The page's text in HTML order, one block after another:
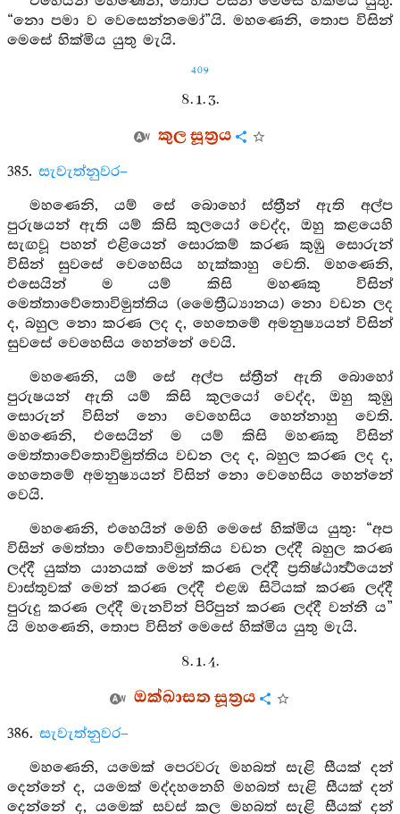
“නො පමා ව වෙසෙන්නමෝ”යි. මහණෙනි, තොප විසින්
මෙසේ හික්මිය යුතු මැයි.
409
8. 1. 3.
කුල සූත්‍රය
385. සැවැත්නුවර–
මහණෙනි, යම් සේ බොහෝ ස්ත්‍රීන් ඇති අල්ප
පුරුෂයන් ඇති යම් කිසි කුලයෝ වෙද්ද, ඔහු කළයෙහි
සැඟවූ පහන් එළියෙන් සොරකම් කරණ කුඹු සොරුන්
විසින් සුවසේ වෙහෙසිය හැක්කාහු වෙති. මහණෙනි,
එසෙයින් ම යම් කිසි මහණකු විසින්
මෙත්තාවේතොවිමුත්තිය (මෛත්‍රීධ්‍යානය) නො වඩන ලද
ද, බහුල නො කරණ ලද ද, හෙතෙමේ අමනුෂ්‍යයන් විසින්
සුවසේ වෙහෙසිය හෙන්නේ වෙයි.
මහණෙනි, යම් සේ අල්ප ස්ත්‍රීන් ඇති බොහෝ
පුරුෂයන් ඇති යම් කිසි කුලයෝ වෙද්ද, ඔහු කුඹු
සොරුන් විසින් නො වෙහෙසිය හෙන්නාහු වෙති.
මහණෙනි, එසෙයින් ම යම් කිසි මහණකු විසින්
මෙත්තාවේතොවිමුත්තිය වඩන ලද ද, බහුල කරණ ලද ද,
හෙතෙමේ අමනුෂ්‍යයන් විසින් නො වෙහෙසිය හෙන්නේ
වෙයි.
මහණෙනි, එහෙයින් මෙහි මෙසේ හික්මිය යුතු: “අප
විසින් මෙත්තා වේතොවිමුත්තිය වඩන ලද්දී බහුල කරණ
ලද්දී යුක්ත යානයක් මෙන් කරණ ලද්දී ප්‍රතිෂ්ඨාර්‍ත්‍ථයෙන්
වාස්තුවක් මෙන් කරණ ලද්දී එළඹ සිටියක් කරණ ලද්දී
පුරුදු කරණ ලද්දී මැනවින් පිරිපුන් කරණ ලද්දී වන්නී ය”
යි මහණෙනි, තොප විසින් මෙසේ හික්මිය යුතු මැයි.
8. 1. 4.
ඔක්ඛාසත සූත්‍රය
386. සැවැත්නුවර–
මහණෙනි, යමෙක් පෙරවරු මහබත් සැළි සීයක් දන්
දෙන්නේ ද, යමෙක් මද්දහනෙහි මහබත් සැළි සීයක් දන්
දෙන්නේ ද, යමෙක් සවස් කල මහබත් සැළි සීයක් දන්